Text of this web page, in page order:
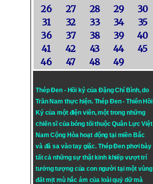
26
27 28 29
30
31
32 33 34
35
36
37 38 39
40
41
42 43 44
45
46
47 48 49
Thép Đen - Hồi ký của Đặng Chí Bình, do
Trần Nam thực hiện. Thép Đen- Thiên Hồi
Ký của một điện viên, một trong những
chiến sĩ của bóng tối thuộc Quân Lực Việt
Nam Cộng Hòa hoạt động tại miền Bắc
và đã sa vào tay giặc. Thép Đen phơi bày
tất cả những sự thật kinh khiếp vượt trí
tưởng tượng của con người tại một vùng
đất mịt mù hắc ám của loài quỷ dữ mà